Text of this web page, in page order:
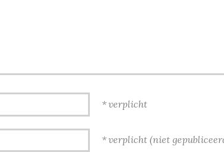
verplicht
verplicht (niet